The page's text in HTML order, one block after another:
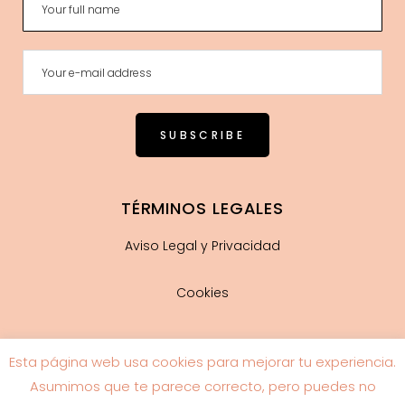
TÉRMINOS LEGALES
Aviso Legal y Privacidad
Cookies
Guía de tallas
Esta página web usa cookies para mejorar tu experiencia.
Asumimos que te parece correcto, pero puedes no